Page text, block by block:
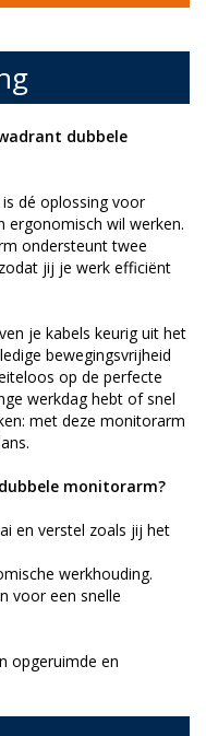
dubbele
is dé oplossing voor
ergonomisch wil werken.
ondersteunt twee
jij je werk efficiënt
je kabels keurig uit het
bewegingsvrijheid
op de perfecte
werkdag hebt of snel
met deze monitorarm
monitorarm?
en verstel zoals jij het
werkhouding.
voor een snelle
opgeruimde en